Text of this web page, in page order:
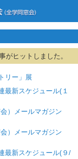
がヒットしました。
リー」展
最新スケジュール(１
）メールマガジン
）メールマガジン
最新スケジュール(９/